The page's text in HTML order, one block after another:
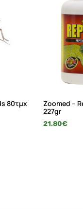
80τμχ
Zoomed –
227gr
21.80€